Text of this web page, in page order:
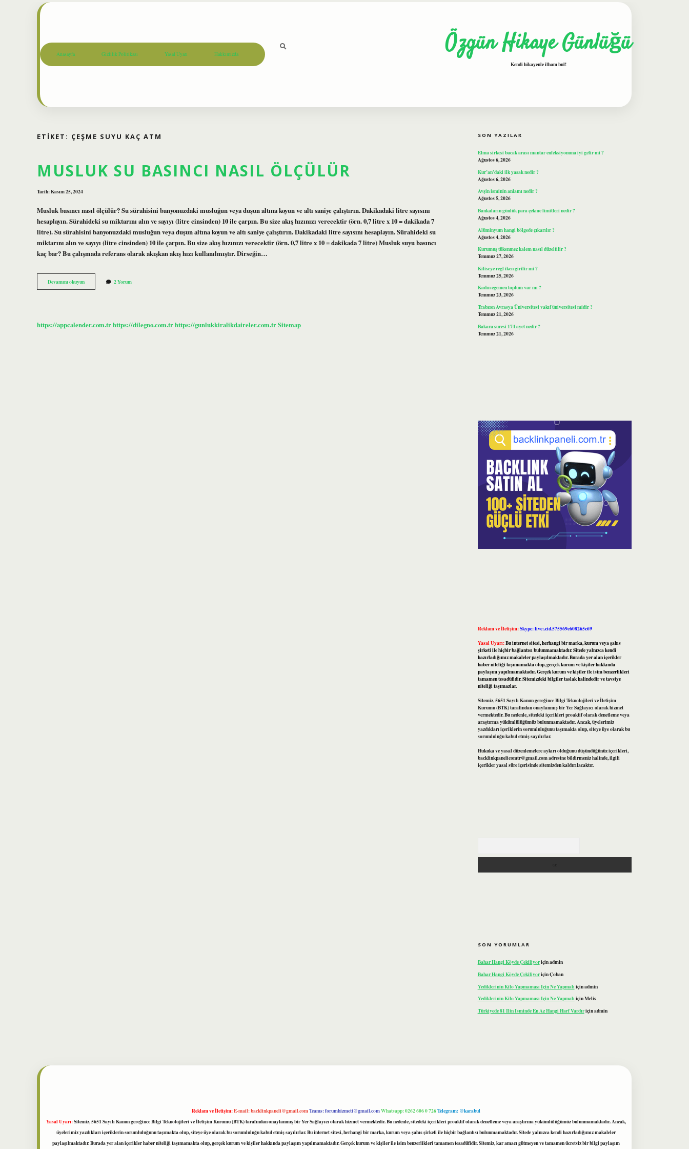
Anasayfa Gizlilik Politikası Yasal Uyarı Hakkımızda Özgün Hikaye Günlüğü
Kendi hikayenle ilham bul!
ETIKET: ÇEŞME SUYU KAÇ ATM
MUSLUK SU BASINCI NASIL ÖLÇÜLÜR
Tarih: Kasım 25, 2024
Musluk basıncı nasıl ölçülür? Su sürahisini banyonuzdaki musluğun veya duşun altına koyun ve altı saniye çalıştırın. Dakikadaki litre sayısını
hesaplayın. Sürahideki su miktarını alın ve sayıyı (litre cinsinden) 10 ile çarpın. Bu size akış hızınızı verecektir (örn. 0,7 litre x 10 = dakikada 7
litre). Su sürahisini banyonuzdaki musluğun veya duşun altına koyun ve altı saniye çalıştırın. Dakikadaki litre sayısını hesaplayın. Sürahideki su
miktarını alın ve sayıyı (litre cinsinden) 10 ile çarpın. Bu size akış hızınızı verecektir (örn. 0,7 litre x 10 = dakikada 7 litre) Musluk suyu basıncı
kaç bar? Bu çalışmada referans olarak akışkan akış hızı kullanılmıştır. Dirseğin…
Devamını okuyunMusluk
Su
2 Yorum
https://appcalender.com.trhttps://dilegno.com.trhttps://gunlukkiralikdaireler.com.trSitemap
SON YAZILAR
Elma sirkesi bacak arası mantar enfeksiyonuna iyi gelir mi ?
Ağustos 6, 2026
Kur’an’daki ilk yasak nedir ?
Ağustos 6, 2026
Avşin isminin anlamı nedir ?
Ağustos 5, 2026
Bankaların günlük para çekme limitleri nedir ?
Ağustos 4, 2026
Alüminyum hangi bölgede çıkarılır ?
Ağustos 4, 2026
Kurumuş tükenmez kalem nasıl düzeltilir ?
Temmuz 27, 2026
Kiliseye regl iken girilir mi ?
Temmuz 25, 2026
Kadın egemen toplum var mı ?
Temmuz 23, 2026
Trabzon Avrasya Üniversitesi vakıf üniversitesi midir ?
Temmuz 21, 2026
Bakara suresi 174 ayet nedir ?
Temmuz 21, 2026
Reklam ve İletişim:Skype: live:.cid.575569c608265c69
Yasal Uyarı:Bu internet sitesi, herhangi bir marka, kurum veya şahıs
şirketi ile hiçbir bağlantısı bulunmamaktadır. Sitede yalnızca kendi
hazırladığımız makaleler paylaşılmaktadır. Burada yer alan içerikler
haber niteliği taşımamakta olup, gerçek kurum ve kişiler hakkında
paylaşım yapılmamaktadır. Gerçek kurum ve kişiler ile isim benzerlikleri
tamamen tesadüfidir. Sitemizdeki bilgiler taslak halindedir ve tavsiye
niteliği taşımazlar.
Sitemiz, 5651 Sayılı Kanun gereğince Bilgi Teknolojileri ve İletişim
Kurumu (BTK) tarafından onaylanmış bir Yer Sağlayıcı olarak hizmet
vermektedir. Bu nedenle, sitedeki içerikleri proaktif olarak denetleme veya
araştırma yükümlülüğümüz bulunmamaktadır. Ancak, üyelerimiz
yazdıkları içeriklerin sorumluluğunu taşımakta olup, siteye üye olarak bu
sorumluluğu kabul etmiş sayılırlar.
Hukuka ve yasal düzenlemelere aykırı olduğunu düşündüğünüz içerikleri,
backlinkpanelicomtr@gmail.comadresine bildirmeniz halinde, ilgili
içerikler yasal süre içerisinde sitemizden kaldırılacaktır.
SON YORUMLAR
Bahar Hangi Köyde Çekiliyoriçinadmin
Bahar Hangi Köyde ÇekiliyoriçinÇoban
Yediklerinin Kilo Yapmaması Için Ne Yapmalı içinadmin
Yediklerinin Kilo Yapmaması Için Ne YapmalıiçinMelis
Türkiyede 81 Ilin Isminde En Az Hangi Harf Vardıriçinadmin
Reklam ve İletişim:E-mail:backlinkpaneli@gmail.comTeams:forumhizmeti@gmail.comWhatsapp: 0262 606 0 726Telegram: @karabul
Yasal Uyarı:Sitemiz, 5651 Sayılı Kanun gereğince Bilgi Teknolojileri ve İletişim Kurumu (BTK) tarafından onaylanmış bir Yer Sağlayıcı olarak hizmet vermektedir. Bu nedenle, sitedeki içerikleri proaktif olarak denetleme veya araştırma yükümlülüğümüz bulunmamaktadır. Ancak,
üyelerimiz yazdıkları içeriklerin sorumluluğunu taşımakta olup, siteye üye olarak bu sorumluluğu kabul etmiş sayılırlar. Bu internet sitesi, herhangi bir marka, kurum veya şahıs şirketi ile hiçbir bağlantısı bulunmamaktadır. Sitede yalnızca kendi hazırladığımız makaleler
paylaşılmaktadır. Burada yer alan içerikler haber niteliği taşımamakta olup, gerçek kurum ve kişiler hakkında paylaşım yapılmamaktadır. Gerçek kurum ve kişiler ile isim benzerlikleri tamamen tesadüfidir. Sitemiz, kar amacı gütmeyen ve tamamen ücretsiz bir bilgi paylaşım